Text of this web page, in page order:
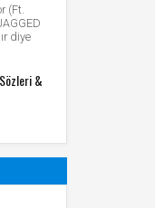
(Ft.
diye
&